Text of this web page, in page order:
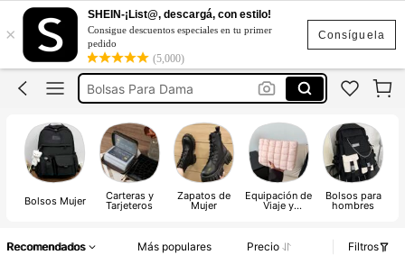
Consíguela
×
SHEIN-¡List@, descargá, con estilo!
Consigue descuentos especiales en tu primer
pedido
(5,000)
Bolsos Elegantes Para Mujer
Mochilas
Bolsas Para Dama
Bolsos
Mochilas
Bolsos Mujer Carteras y
Tarjeteros
Zapatos de
Mujer
Equipación de
Viaje y
Bolsos para
hombres
Recomendados Más populares Precio
Filtros